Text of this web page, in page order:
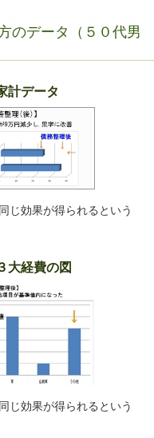
のデータ（５０代男
計データ
じ効果が得られるという
大経費の図
じ効果が得られるという